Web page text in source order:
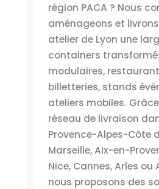
région PACA ? Nous
aménageons et
atelier de Lyon une
containers
modulaires,
billetteries, stands
ateliers mobiles.
réseau de livraison
Provence-Alpes-Côte
Marseille, Aix-en-
Nice, Cannes, Arles ou
nous proposons des